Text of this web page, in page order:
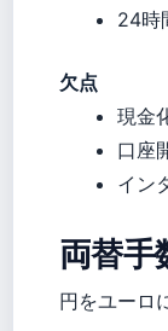
24時
欠点
現金
口座
イン
両替
円をユーロ